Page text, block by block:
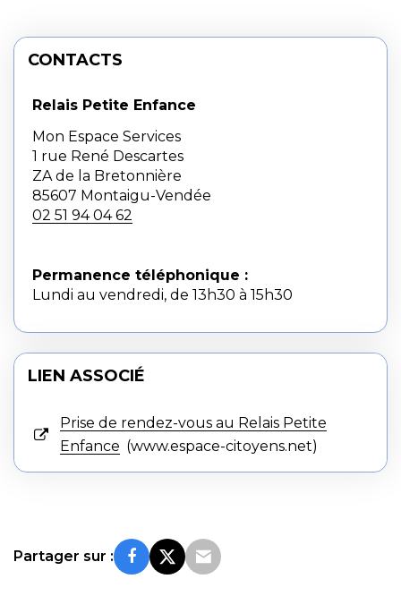
CONTACTS
Relais Petite Enfance
Mon Espace Services
1 rue René Descartes
ZA de la Bretonnière
85607 Montaigu-Vendée
02 51 94 04 62
Permanence téléphonique :
Lundi au vendredi, de 13h30 à 15h30
LIEN ASSOCIÉ
Prise de rendez-vous au Relais Petite
Enfance
www.espace-citoyens.net
Partager sur :